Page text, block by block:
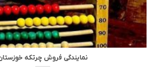
نمایندگی فروش چرتکه